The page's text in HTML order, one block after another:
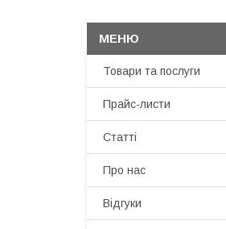
Товари та послуги
Прайс-листи
Статті
Про нас
Відгуки